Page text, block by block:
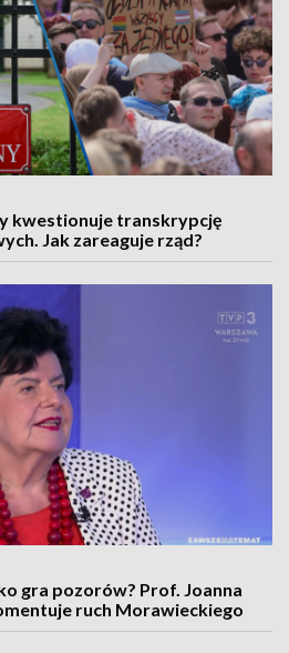
kwestionuje transkrypcję
Jak zareaguje rząd?
gra pozorów? Prof. Joanna
ruch Morawieckiego